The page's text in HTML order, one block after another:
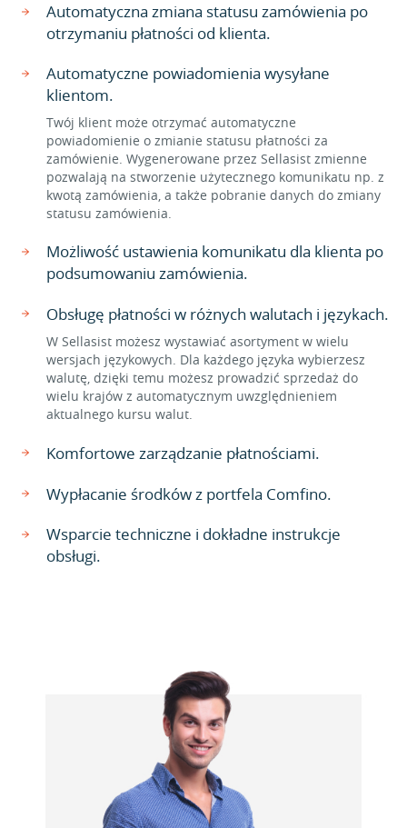
Automatyczna zmiana statusu zamówienia po
otrzymaniu płatności od klienta.
Automatyczne powiadomienia wysyłane
klientom.
Twój klient może otrzymać automatyczne
powiadomienie o zmianie statusu płatności za
zamówienie. Wygenerowane przez Sellasist zmienne
pozwalają na stworzenie użytecznego komunikatu np. z
kwotą zamówienia, a także pobranie danych do zmiany
statusu zamówienia.
Możliwość ustawienia komunikatu dla klienta po
podsumowaniu zamówienia.
Obsługę płatności w różnych walutach i językach.
W Sellasist możesz wystawiać asortyment w wielu
wersjach językowych. Dla każdego języka wybierzesz
walutę, dzięki temu możesz prowadzić sprzedaż do
wielu krajów z automatycznym uwzględnieniem
aktualnego kursu walut.
Komfortowe zarządzanie płatnościami.
Wypłacanie środków z portfela Comfino.
Wsparcie techniczne i dokładne instrukcje
obsługi.